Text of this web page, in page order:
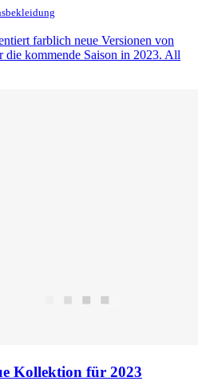
farblich neue Versionen von
kommende Saison in 2023. All
Kollektion für 2023